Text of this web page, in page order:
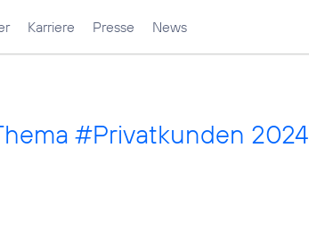
Karriere Presse News
#Privatkunden 2024